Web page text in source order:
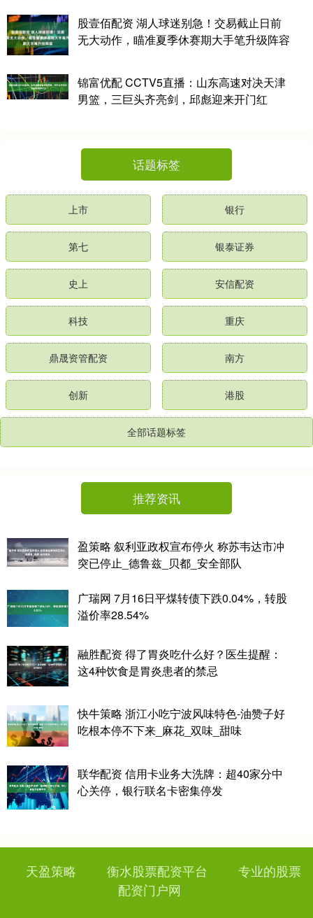
股壹佰配资 湖人球迷别急！交易截止日前
无大动作，瞄准夏季休赛期大手笔升级阵容
锦富优配 CCTV5直播：山东高速对决天津
男篮，三巨头齐亮剑，邱彪迎来开门红
话题标签
上市 银行
第七 银泰证券
史上 安信配资
科技 重庆
鼎晟资管配资 南方
创新 港股
全部话题标签
推荐资讯
盈策略 叙利亚政权宣布停火 称苏韦达市冲
突已停止_德鲁兹_贝都_安全部队
广瑞网 7月16日平煤转债下跌0.04%，转股
溢价率28.54%
融胜配资 得了胃炎吃什么好？医生提醒：
这4种饮食是胃炎患者的禁忌
快牛策略 浙江小吃宁波风味特色-油赞子好
吃根本停不下来_麻花_双味_甜味
联华配资 信用卡业务大洗牌：超40家分中
心关停，银行联名卡密集停发
天盈策略 衡水股票配资平台
专业的股票
配资门户网